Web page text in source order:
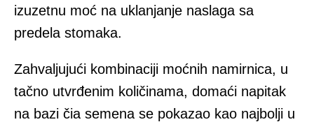
izuzetnu moć na uklanjanje naslaga sa
predela stomaka.
Zahvaljujući kombinaciji moćnih namirnica, u
tačno utvrđenim količinama, domaći napitak
na bazi čia semena se pokazao kao najbolji u